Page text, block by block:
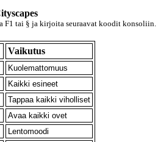
F1 tai § ja kirjoita seuraavat koodit konsoliin.
Vaikutus
Kuolemattomuus
Kaikki esineet
Tappaa kaikki viholliset
Avaa kaikki ovet
Lentomoodi